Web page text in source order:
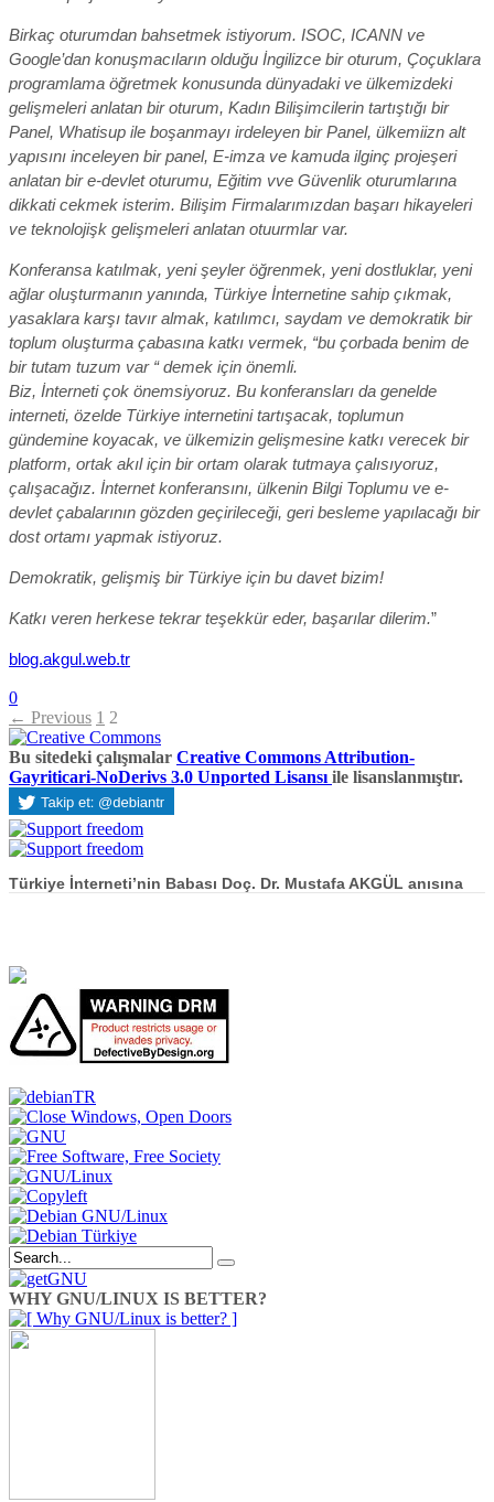
Birkaç oturumdan bahsetmek istiyorum. ISOC, ICANN ve
Google’dan konuşmacıların olduğu İngilizce bir oturum, Çoçuklara
programlama öğretmek konusunda dünyadaki ve ülkemizdeki
gelişmeleri anlatan bir oturum, Kadın Bilişimcilerin tartıştığı bir
Panel, Whatisup ile boşanmayı irdeleyen bir Panel, ülkemiizn alt
yapısını inceleyen bir panel, E-imza ve kamuda ilginç projeşeri
anlatan bir e-devlet oturumu, Eğitim vve Güvenlik oturumlarına
dikkati cekmek isterim. Bilişim Firmalarımızdan başarı hikayeleri
ve teknolojişk gelişmeleri anlatan otuurmlar var.
Konferansa katılmak, yeni şeyler öğrenmek, yeni dostluklar, yeni
ağlar oluşturmanın yanında, Türkiye İnternetine sahip çıkmak,
yasaklara karşı tavır almak, katılımcı, saydam ve demokratik bir
toplum oluşturma çabasına katkı vermek, “bu çorbada benim de
bir tutam tuzum var “ demek için önemli.
Biz, İnterneti çok önemsiyoruz. Bu konferansları da genelde
interneti, özelde Türkiye internetini tartışacak, toplumun
gündemine koyacak, ve ülkemizin gelişmesine katkı verecek bir
platform, ortak akıl için bir ortam olarak tutmaya çalısıyoruz,
çalışacağız. İnternet konferansını, ülkenin Bilgi Toplumu ve e-
devlet çabalarının gözden geçirileceği, geri besleme yapılacağı bir
dost ortamı yapmak istiyoruz.
Demokratik, gelişmiş bir Türkiye için bu davet bizim!
Katkı veren herkese tekrar teşekkür eder, başarılar dilerim.”
blog.akgul.web.tr
0
← Previous 1 2
Bu sitedeki çalışmalar Creative Commons Attribution-
Gayriticari-NoDerivs 3.0 Unported Lisansı ile lisanslanmıştır.
Türkiye İnterneti’nin Babası Doç. Dr. Mustafa AKGÜL anısına
WHY GNU/LINUX IS BETTER?